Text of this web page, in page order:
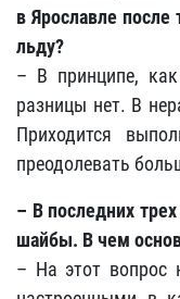
в Ярославле
льду?
– В принципе,
разницы нет. В
Приходится
преодолевать
– В последних
шайбы. В чем
– На этот вопрос